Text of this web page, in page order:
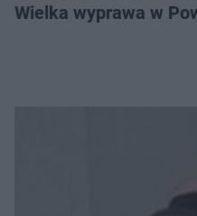
Wielka wyprawa w